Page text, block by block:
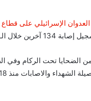
العدوان الإسرائيلي على
ساعة الماضية.
الضحايا تحت الركام وفي